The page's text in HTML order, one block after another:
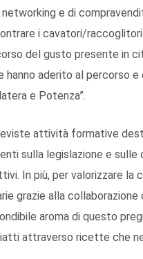
e di
i cavatori/
del gusto presente in
aderito al percorso e
e Potenza”.
attività formative
sulla legislazione e sulle
In più, per valorizzare la
grazie alla collaborazione
aroma di questo
attraverso ricette che